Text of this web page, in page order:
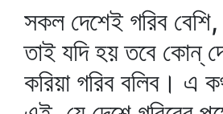
সকল দেশেই গরিব
তাই যদি হয় তবে কোন্‌
করিয়া গরিব বলিব। এ